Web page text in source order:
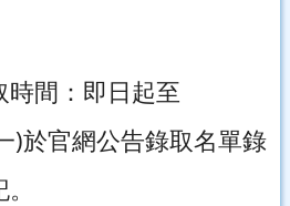
間：即日起至
)於官網公告錄取名單錄